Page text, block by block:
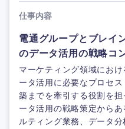
仕事内容
電通グループとブレイ
のデータ活用の戦略コ
マーケティング領域にお
ータ活用に必要なプロセ
築までを牽引する役割を
ータ活用の戦略策定から
ルティング業務、データ